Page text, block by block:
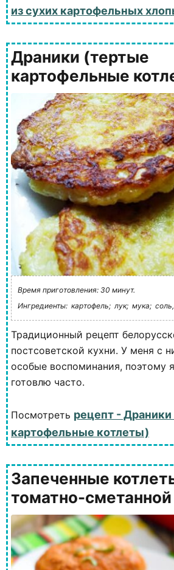
из сухих картофельных
Драники (тертые
картофельные
Время приготовления: 30 минут.
Ингредиенты: картофель; лук; мука;
Традиционный рецепт
постсоветской кухни. У меня с
особые воспоминания, поэтому
готовлю часто.
Посмотреть рецепт -
картофельные котлеты)
Запеченные
томатно-сметанной